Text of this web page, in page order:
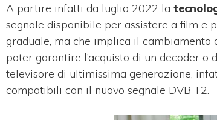
A partire infatti da luglio 2022 la
segnale disponibile per assistere a film e
graduale, ma che implica il
poter garantire l’acquisto di un decoder
televisore di ultimissima generazione,
compatibili con il nuovo segnale DVB T2.